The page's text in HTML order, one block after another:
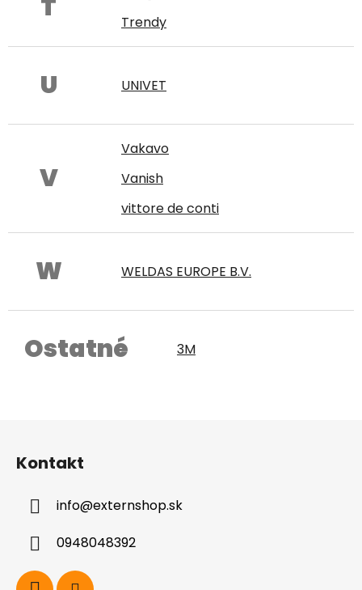
T
Trendy
U UNIVET
V
Vakavo
Vanish
vittore de conti
W WELDAS EUROPE B.V.
Ostatné 3M
Kontakt
info@externshop.sk
0948048392